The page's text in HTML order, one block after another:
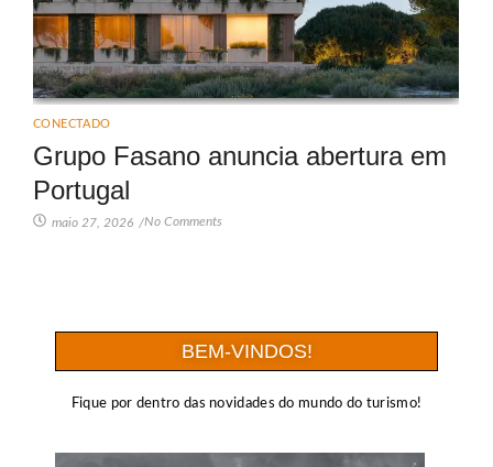
CONECTADO
Grupo Fasano anuncia abertura em
Portugal
maio 27, 2026 /No Comments
BEM-VINDOS!
Fique por dentro das novidades do mundo do turismo!